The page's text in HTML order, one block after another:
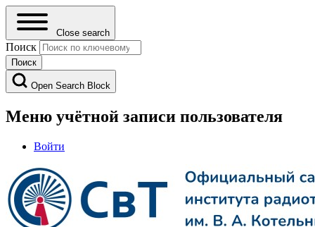
Close search
Поиск
Open Search Block
Меню учётной записи пользователя
Войти